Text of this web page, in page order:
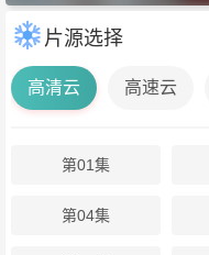
片源选择
高清云 高速云
第01集
第04集